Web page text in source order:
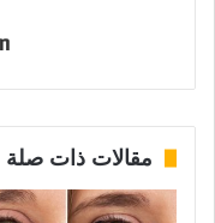
مقالات ذات صلة